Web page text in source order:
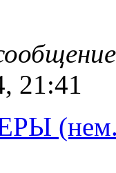
21:41
(нем.